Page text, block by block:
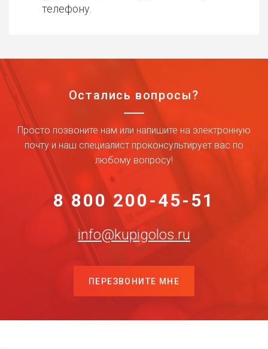
телефону.
Остались вопросы?
Просто позвоните нам или напишите на электронную
почту и наш специалист проконсультирует вас по
любому вопросу!
8 800 200-45-51
info@kupigolos.ru
ПЕРЕЗВОНИТЕ МНЕ